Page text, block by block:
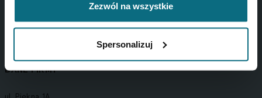
Zezwól na wszystkie
Spersonalizuj
DANE FIRMY